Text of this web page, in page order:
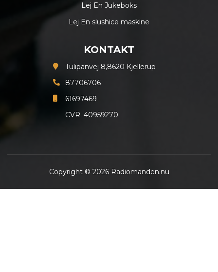
Lej En Jukeboks
Lej En slushice maskine
KONTAKT
Tulipanvej 8,8620 Kjellerup
87706706
61697469
CVR: 40959270
Copyright © 2026 Radiomanden.nu